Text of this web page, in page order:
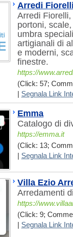
Arredi Fiorelli
Arredi Fiorelli,
portoni,
umbra
artigianali di
e moderni,
finestre.
https://
(Click: 57;
Segnala Link
Emma
Catalogo di
https://emma.it
(Click: 13;
Segnala Link
Villa Ezio
Arredamenti
https://
(Click: 9;
Segnala Link